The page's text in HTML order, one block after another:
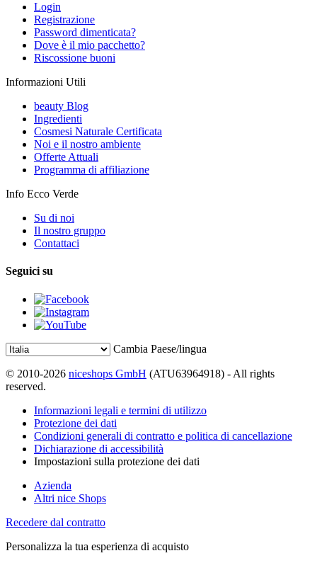
Login
Registrazione
Password dimenticata?
Dove è il mio pacchetto?
Riscossione buoni
Informazioni Utili
beauty Blog
Ingredienti
Cosmesi Naturale Certificata
Noi e il nostro ambiente
Offerte Attuali
Programma di affiliazione
Info Ecco Verde
Su di noi
Il nostro gruppo
Contattaci
Seguici su
Cambia Paese/lingua
© 2010-2026 niceshops GmbH (ATU63964918) - All rights
reserved.
Informazioni legali e termini di utilizzo
Protezione dei dati
Condizioni generali di contratto e politica di cancellazione
Dichiarazione di accessibilità
Impostazioni sulla protezione dei dati
Azienda
Altri nice Shops
Recedere dal contratto
Personalizza la tua esperienza di acquisto